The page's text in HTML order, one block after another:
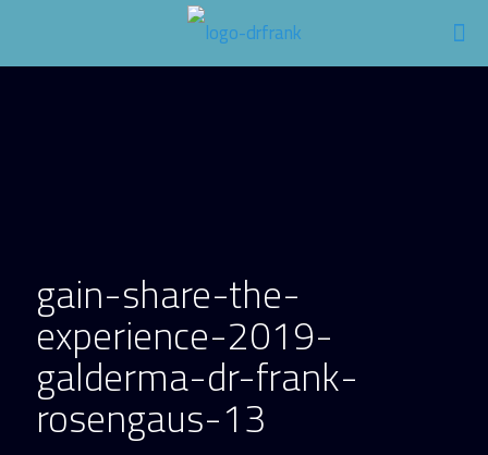
gain-share-the-
experience-2019-
galderma-dr-frank-
rosengaus-13